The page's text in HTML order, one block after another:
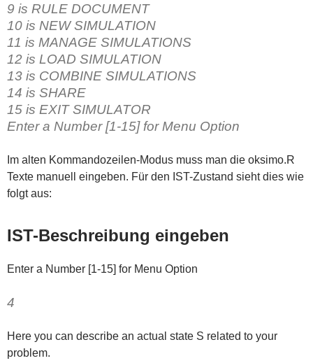
9 is RULE DOCUMENT
10 is NEW SIMULATION
11 is MANAGE SIMULATIONS
12 is LOAD SIMULATION
13 is COMBINE SIMULATIONS
14 is SHARE
15 is EXIT SIMULATOR
Enter a Number [1-15] for Menu Option
Im alten Kommandozeilen-Modus muss man die oksimo.R
Texte manuell eingeben. Für den IST-Zustand sieht dies wie
folgt aus:
IST-Beschreibung eingeben
Enter a Number [1-15] for Menu Option
4
Here you can describe an actual state S related to your
problem.